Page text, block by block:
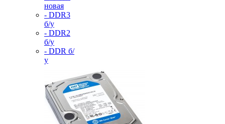
новая
- DDR3
б/у
- DDR2
б/у
- DDR б/
у